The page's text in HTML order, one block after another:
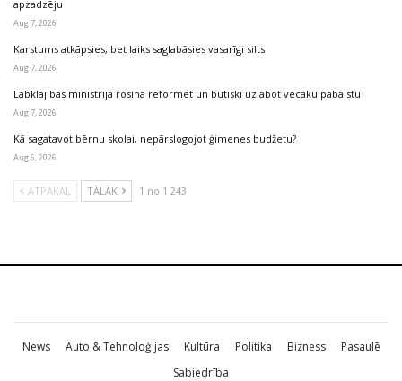
apzadzēju
Aug 7, 2026
Karstums atkāpsies, bet laiks saglabāsies vasarīgi silts
Aug 7, 2026
Labklājības ministrija rosina reformēt un būtiski uzlabot vecāku pabalstu
Aug 7, 2026
Kā sagatavot bērnu skolai, nepārslogojot ģimenes budžetu?
Aug 6, 2026
ATPAKAĻ TĀLĀK 1 no 1 243
News Auto & Tehnoloģijas Kultūra Politika Bizness
Pasaulē
Sabiedrība